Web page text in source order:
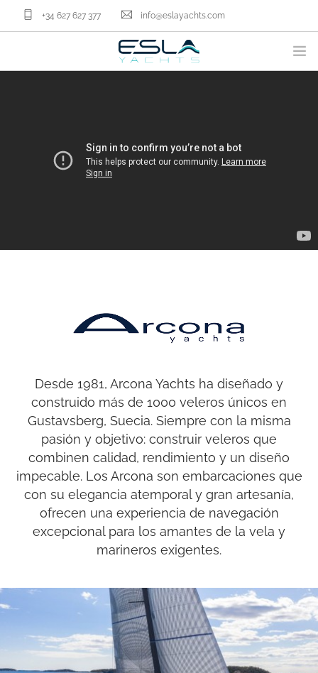
+34 627 627 377 info@eslayachts.com
VENDER TU BARCO
CONTACTA
Arcona
Desde 1981, Arcona Yachts ha diseñado y
construido más de 1000 veleros únicos en
Gustavsberg, Suecia. Siempre con la misma
pasión y objetivo: construir veleros que
combinen calidad, rendimiento y un diseño
impecable. Los Arcona son embarcaciones que
con su elegancia atemporal y gran artesanía,
ofrecen una experiencia de navegación
excepcional para los amantes de la vela y
marineros exigentes.